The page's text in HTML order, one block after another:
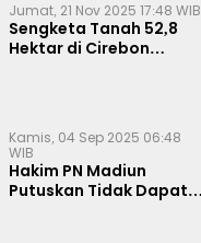
Jumat, 21 Nov 2025 17:48 WIB
Sengketa Tanah 52,8
Hektar di Cirebon
Kamis, 04 Sep 2025 06:48
WIB
Hakim PN Madiun
Putuskan Tidak Dapat